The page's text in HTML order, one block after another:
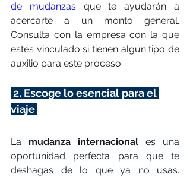
de mudanzas que te ayudarán a
acercarte a un monto general.
Consulta con la empresa con la que
estés vinculado si tienen algún tipo de
auxilio para este proceso.
viaje
La mudanza internacional es una
oportunidad perfecta para que te
deshagas de lo que ya no usas.